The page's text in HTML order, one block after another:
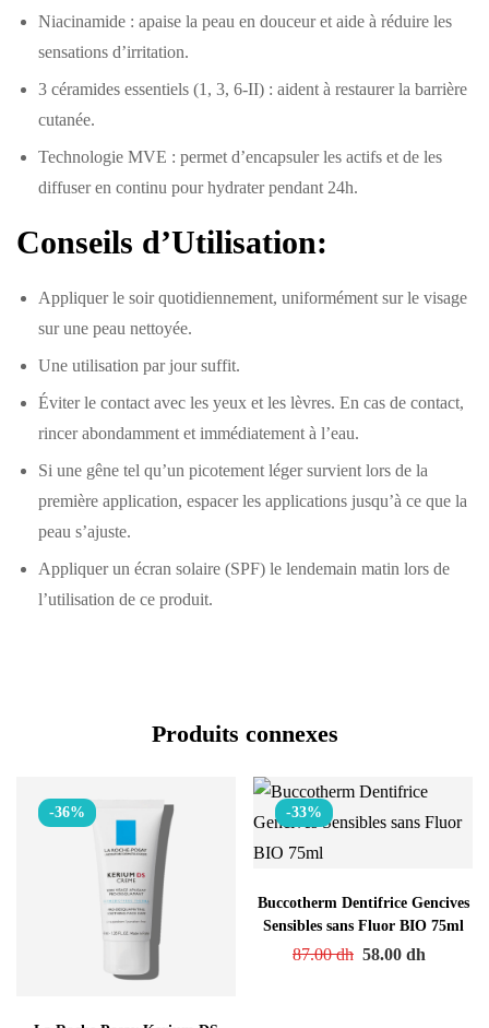
Niacinamide : apaise la peau en douceur et aide à réduire les
sensations d’irritation.
3 céramides essentiels (1, 3, 6-II) : aident à restaurer la barrière
cutanée.
Technologie MVE : permet d’encapsuler les actifs et de les
diffuser en continu pour hydrater pendant 24h.
Conseils d’Utilisation:
Appliquer le soir quotidiennement, uniformément sur le visage
sur une peau nettoyée.
Une utilisation par jour suffit.
Éviter le contact avec les yeux et les lèvres. En cas de contact,
rincer abondamment et immédiatement à l’eau.
Si une gêne tel qu’un picotement léger survient lors de la
première application, espacer les applications jusqu’à ce que la
peau s’ajuste.
Appliquer un écran solaire (SPF) le lendemain matin lors de
l’utilisation de ce produit.
Produits connexes
-36% -33%
Buccotherm Dentifrice Gencives
Sensibles sans Fluor BIO 75ml
87.00dh 58.00 dh